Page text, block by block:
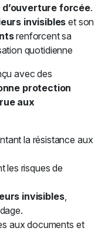
forcée.
invisibles et son
renforcent sa
quotidienne
avec des
protection
aux
la résistance aux
les risques de
invisibles,
aux documents et